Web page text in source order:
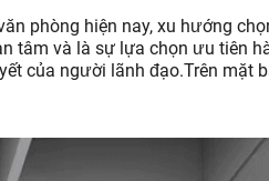
phòng hiện nay, xu hướng
tâm và là sự lựa chọn ưu tiên
của người lãnh đạo.Trên mặt